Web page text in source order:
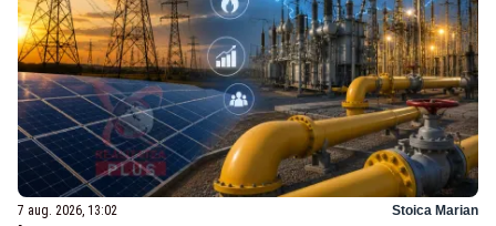
7 aug. 2026, 13:02 Stoica Marian